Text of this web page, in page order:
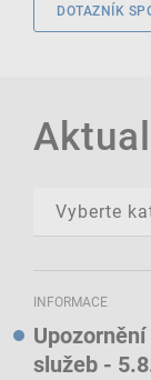
DOTAZNÍK
INFORMACE
služeb -